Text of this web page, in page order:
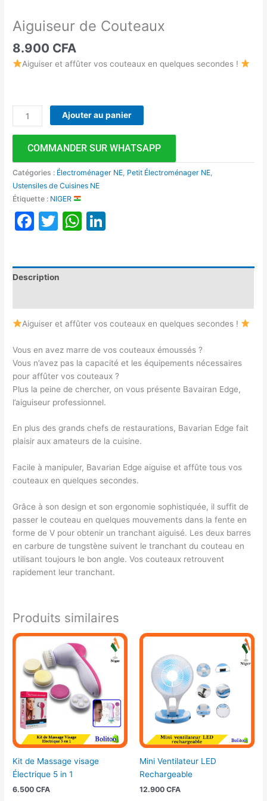
Aiguiseur de Couteaux
8.900 CFA
Aiguiser et affûter vos couteaux en quelques secondes !
Ajouter au panier
COMMANDER SUR WHATSAPP
Catégories : Électroménager NE, Petit Électroménager NE,
Ustensiles de Cuisines NE
Étiquette : NIGER
Facebook
TwitterWhatsApp
Description
Aiguiser et affûter vos couteaux en quelques secondes !
Vous en avez marre de vos couteaux émoussés ?
Vous n’avez pas la capacité et les équipements nécessaires
pour affûter vos couteaux ?
Plus la peine de chercher, on vous présente Bavairan Edge,
l’aiguiseur professionnel.
En plus des grands chefs de restaurations, Bavarian Edge fait
plaisir aux amateurs de la cuisine.
Facile à manipuler, Bavarian Edge aiguise et affûte tous vos
couteaux en quelques secondes.
Grâce à son design et son ergonomie sophistiquée, il suffit de
passer le couteau en quelques mouvements dans la fente en
forme de V pour obtenir un tranchant aiguisé. Les deux barres
en carbure de tungstène suivent le tranchant du couteau en
utilisant toujours le bon angle. Vos couteaux retrouvent
rapidement leur tranchant.
Produits similaires
Kit de Massage visage
Électrique 5 in 1
6.500CFA
Mini Ventilateur LED
Rechargeable
12.900 CFA